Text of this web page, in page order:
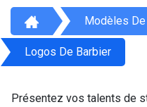
Modèles
Logos De Barbier
Présentez vos talents de